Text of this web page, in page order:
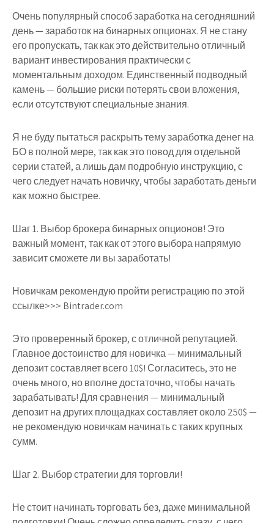
Очень популярный способ заработка на сегодняшний
день — заработок на бинарных опционах. Я не стану
его пропускать, так как это действительно отличный
вариант инвестирования практически с
моментальным доходом. Единственный подводный
камень — большие риски потерять свои вложения,
если отсутствуют специальные знания.
Я не буду пытаться раскрыть тему заработка денег на
БО в полной мере, так как это повод для отдельной
серии статей, а лишь дам подробную инструкцию, с
чего следует начать новичку, чтобы заработать деньги
как можно быстрее.
Шаг 1. Выбор брокера бинарных опционов! Это
важный момент, так как от этого выбора напрямую
зависит сможете ли вы заработать!
Новичкам рекомендую пройти регистрацию по этой
ссылке>>> Bintrader.com
Это проверенный брокер, с отличной репутацией.
Главное достоинство для новичка — минимальный
депозит составляет всего 10$!Согласитесь, это не
очень много, но вполне достаточно, чтобы начать
зарабатывать! Для сравнения — минимальный
депозит на других площадках составляет около 250$ —
не рекомендую новичкам начинать с таких крупных
сумм.
Шаг 2. Выбор стратегии для торговли!
Не стоит начинать торговать без, даже минимальной